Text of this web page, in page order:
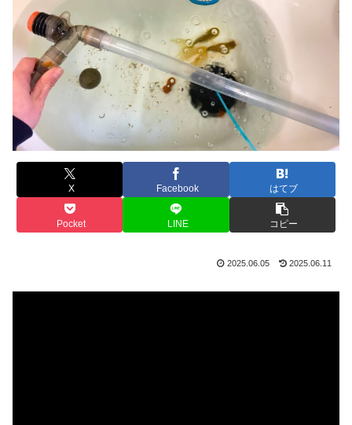
X Facebook はてブ
Pocket LINE コピー
2025.06.05 2025.06.11